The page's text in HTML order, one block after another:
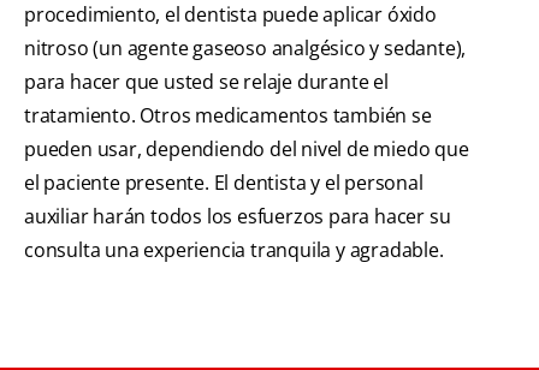
procedimiento, el dentista puede aplicar óxido
nitroso (un agente gaseoso analgésico y sedante),
para hacer que usted se relaje durante el
tratamiento. Otros medicamentos también se
pueden usar, dependiendo del nivel de miedo que
el paciente presente. El dentista y el personal
auxiliar harán todos los esfuerzos para hacer su
consulta una experiencia tranquila y agradable.